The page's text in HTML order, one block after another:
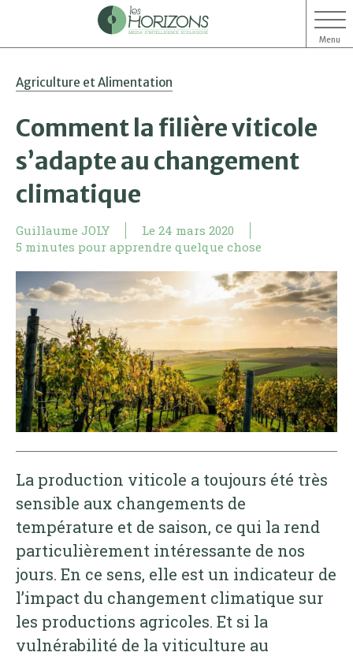
Menu
Agriculture et Alimentation
Comment la filière viticole
s’adapte au changement
climatique
Guillaume JOLY Le 24 mars 2020
5 minutes pour apprendre quelque chose
La production viticole a toujours été très
sensible aux changements de
température et de saison, ce qui la rend
particulièrement intéressante de nos
jours. En ce sens, elle est un indicateur de
l’impact du changement climatique sur
les productions agricoles. Et si la
vulnérabilité de la viticulture au